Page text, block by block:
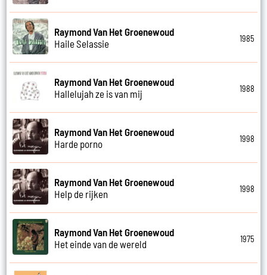
Raymond Van Het Groenewoud
Haile Selassie
1985
Raymond Van Het Groenewoud
Hallelujah ze is van mij
1988
Raymond Van Het Groenewoud
Harde porno
1998
Raymond Van Het Groenewoud
Help de rijken
1998
Raymond Van Het Groenewoud
Het einde van de wereld
1975